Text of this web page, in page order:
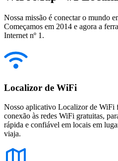
Nossa missão é conectar o mundo
Começamos em 2014 e agora a
Internet nº 1.
Localizor de WiFi
Nosso aplicativo Localizor de WiFi
conexão às redes WiFi gratuitas,
rápida e confiável em locais em
viaja.